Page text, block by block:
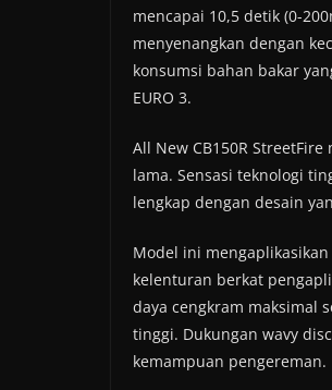
mencapai 10,5 detik (0-
menyenangkan dengan
konsumsi bahan bakar
EURO 3.
All New CB150R
lama. Sensasi teknologi
lengkap dengan desain
Model ini
kelenturan berkat
daya cengkram maksimal
tinggi. Dukungan wavy
kemampuan pengereman.